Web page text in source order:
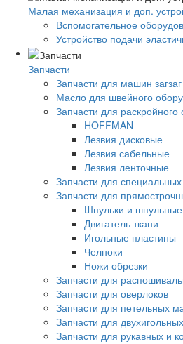
Малая механизация и доп.
Вспомогательное
Устройство подачи
Запчасти
Запчасти для машин загзаг
Масло для швейного
Запчасти для раскройного
HOFFMAN
Лезвия дисковые
Лезвия сабельные
Лезвия ленточные
Запчасти для
Запчасти для
Шпульки и шпульные
Двигатель ткани
Игольные пластины
Челноки
Ножи обрезки
Запчасти для
Запчасти для оверлоков
Запчасти для петельных
Запчасти для
Запчасти для рукавных и